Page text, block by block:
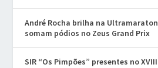
André Rocha brilha na
somam pódios no Zeus Grand Prix
SIR “Os Pimpões” presentes no